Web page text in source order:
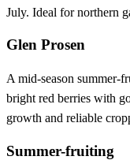
July. Ideal for northern
Glen Prosen
A mid-season summer-
bright red berries with
growth and reliable
Summer-fruiting